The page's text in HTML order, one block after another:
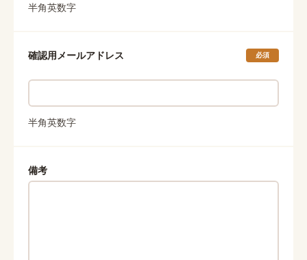
半角英数字
確認用メールアドレス 必須
半角英数字
備考